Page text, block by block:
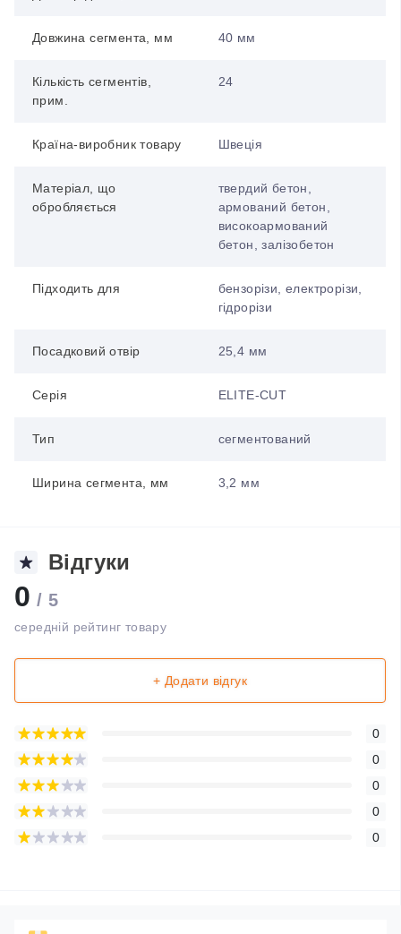
Довжина сегмента, мм 40 мм
Кількість сегментів,
прим.
24
Країна-виробник товару Швеція
Матеріал, що
обробляється
твердий бетон,
армований бетон,
високоармований
бетон, залізобетон
Підходить для
бензорізи, електрорізи,
гідрорізи
Посадковий отвір 25,4 мм
Серія ELITE-CUT
Тип сегментований
Ширина сегмента, мм 3,2 мм
Відгуки
0 / 5
середній рейтинг товару
+ Додати відгук
0
0
0
0
0